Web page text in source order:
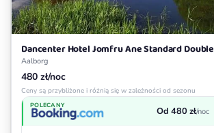
Dancenter Hotel Jomfru Ane Standard Double
Aalborg
480 zł/noc
Ceny są przybliżone i różnią się w zależności od sezonu
POLECANY Od 480 zł/noc